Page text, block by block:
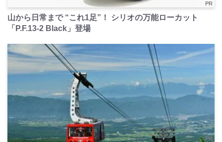
PR
山から日常まで “これ1足”！ シリオの万能ローカット
「P.F.13-2 Black」登場
PR